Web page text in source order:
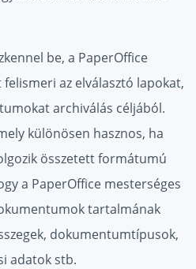
be, a PaperOffice
az elválasztó lapokat,
archiválás céljából.
különösen hasznos, ha
összetett formátumú
a PaperOffice mesterséges
tartalmának
dokumentumtípusok,
adatok stb.